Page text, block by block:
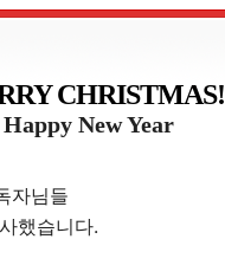
CHRISTMAS!
Happy New Year
자님들
했습니다.